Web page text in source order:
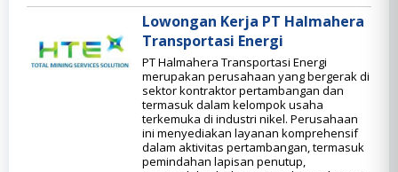
Lowongan Kerja PT Halmahera
Transportasi Energi
PT Halmahera Transportasi Energi
merupakan perusahaan yang bergerak di
sektor kontraktor pertambangan dan
termasuk dalam kelompok usaha
terkemuka di industri nikel. Perusahaan
ini menyediakan layanan komprehensif
dalam aktivitas pertambangan, termasuk
pemindahan lapisan penutup,